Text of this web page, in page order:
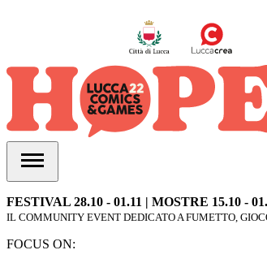
FESTIVAL 28.10 - 01.11 | MOSTRE 15.10 -
IL COMMUNITY EVENT DEDICATO A FUMETTO,
FOCUS ON: